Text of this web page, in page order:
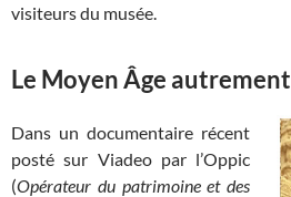
visiteurs du musée.
Le Moyen Âge autrement
Dans un documentaire récent
posté sur Viadeo par l’Oppic
(Opérateur du patrimoine et des